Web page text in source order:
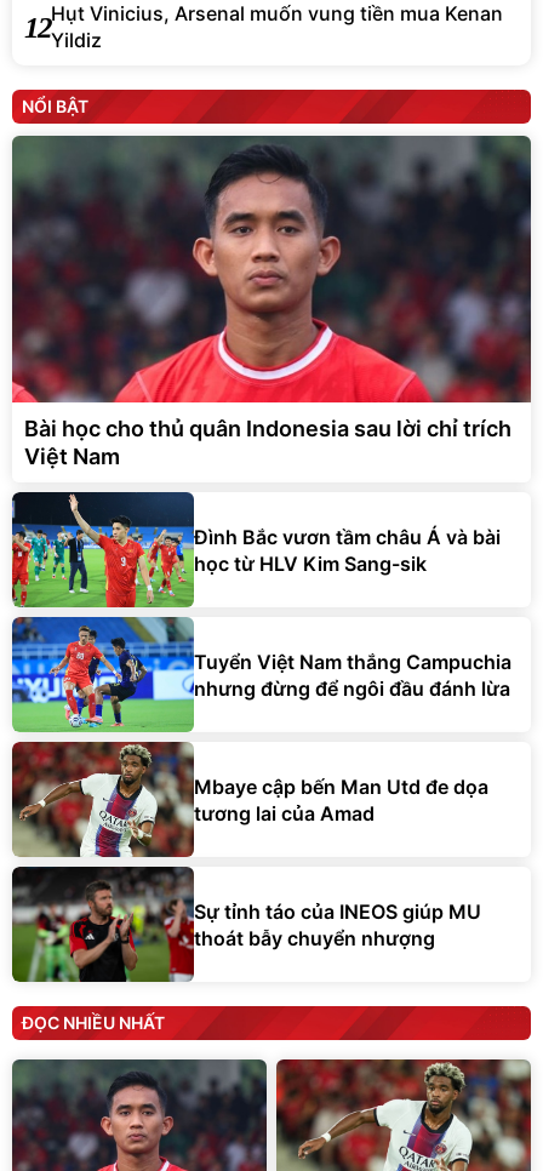
12Hụt Vinicius, Arsenal muốn vung tiền mua Kenan
Yildiz
NỔI BẬT
Bài học cho thủ quân Indonesia sau lời chỉ trích
Việt Nam
Đình Bắc vươn tầm châu Á và bài
học từ HLV Kim Sang-sik
Tuyển Việt Nam thắng Campuchia
nhưng đừng để ngôi đầu đánh lừa
Mbaye cập bến Man Utd đe dọa
tương lai của Amad
Sự tỉnh táo của INEOS giúp MU
thoát bẫy chuyển nhượng
ĐỌC NHIỀU NHẤT